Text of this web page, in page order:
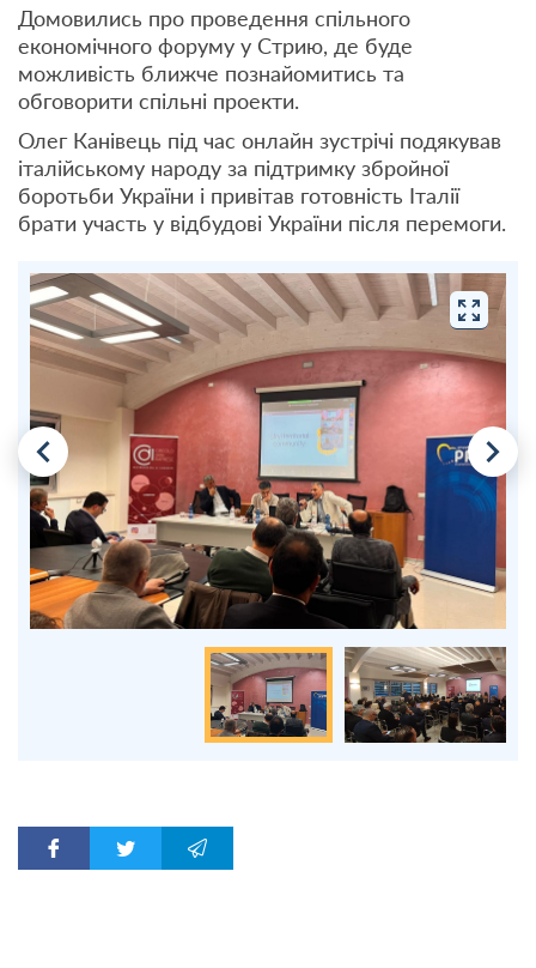
Домовились про проведення спільного
економічного форуму у Стрию, де буде
можливість ближче познайомитись та
обговорити спільні проекти.
Олег Канівець під час онлайн зустрічі подякував
італійському народу за підтримку збройної
боротьби України і привітав готовність Італії
брати участь у відбудові України після перемоги.